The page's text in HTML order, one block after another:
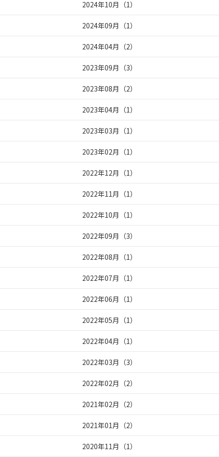
2024年10月 （1）
2024年09月 （1）
2024年04月 （2）
2023年09月 （3）
2023年08月 （2）
2023年04月 （1）
2023年03月 （1）
2023年02月 （1）
2022年12月 （1）
2022年11月 （1）
2022年10月 （1）
2022年09月 （3）
2022年08月 （1）
2022年07月 （1）
2022年06月 （1）
2022年05月 （1）
2022年04月 （1）
2022年03月 （3）
2022年02月 （2）
2021年02月 （2）
2021年01月 （2）
2020年11月 （1）